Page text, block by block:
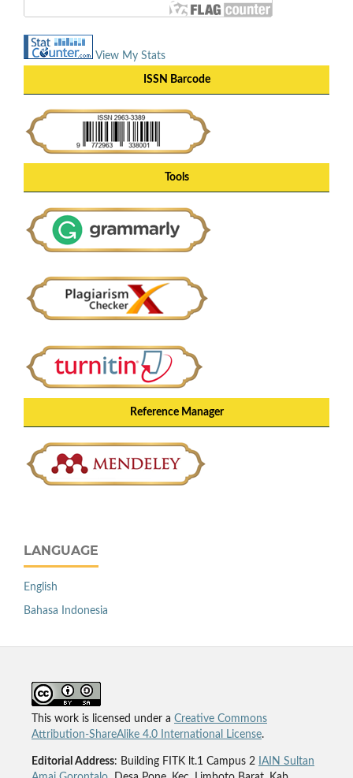
View My Stats
ISSN Barcode
Tools
Reference Manager
LANGUAGE
English
Bahasa Indonesia
This work is licensed under a Creative Commons
Attribution-ShareAlike 4.0 International License.
Editorial Address: Building FITK lt.1 Campus 2 IAIN Sultan